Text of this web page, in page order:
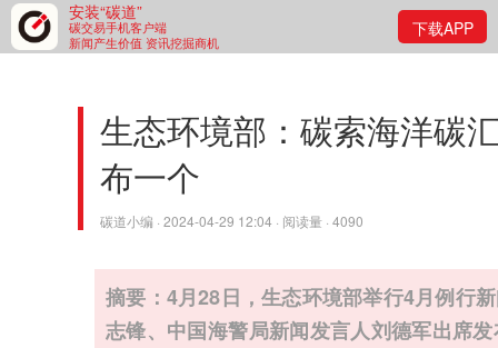
安装“碳道”
碳交易手机客户端
新闻产生价值 资讯挖掘商机
下载APP
生态环境部：碳索海洋碳
布一个
碳道小编 · 2024-04-29 12:04 · 阅读量 · 4090
摘要：4月28日，生态环境部举行4月例行
志锋、中国海警局新闻发言人刘德军出席